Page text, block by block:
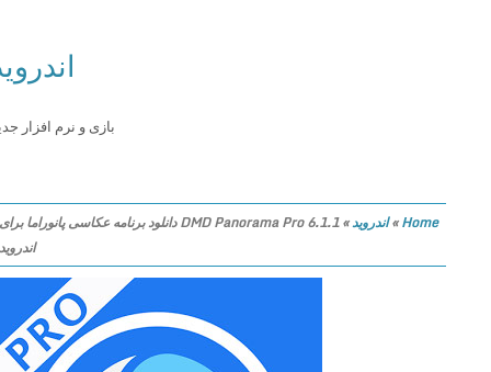
اندروید
بازی و نرم افزار جدید
Home
»اندروید»
DMD Panorama Pro 6.1.1 دانلود برنامه عکاسی پانوراما برای
اندروید